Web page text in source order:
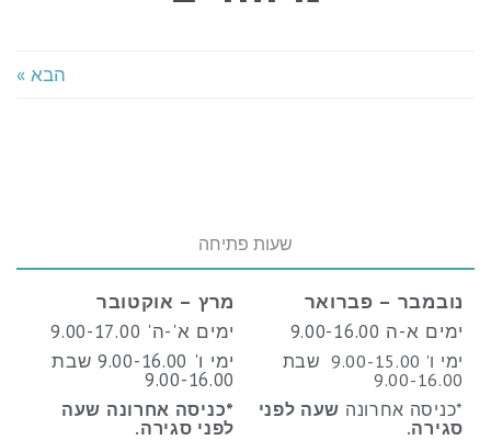
הבא »
שעות פתיחה
נובמבר – פברואר
ימים א-ה 9.00-16.00
ימי ו' 9.00-15.00 שבת
9.00-16.00
*כניסה אחרונה שעה לפני
סגירה.
מרץ – אוקטובר
ימים א'-ה' 9.00-17.00
ימי ו' 9.00-16.00 שבת
9.00-16.00
*כניסה אחרונה שעה
לפני סגירה.